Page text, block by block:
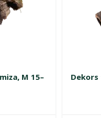
M 15–
Dekors